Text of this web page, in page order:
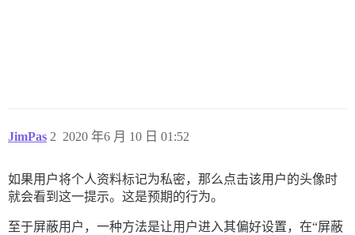
JimPas 2020 年6 月 10 日 01:52
2
如果用户将个人资料标记为私密，那么点击该用户的头像时
就会看到这一提示。这是预期的行为。
至于屏蔽用户，一种方法是让用户进入其偏好设置，在“屏蔽